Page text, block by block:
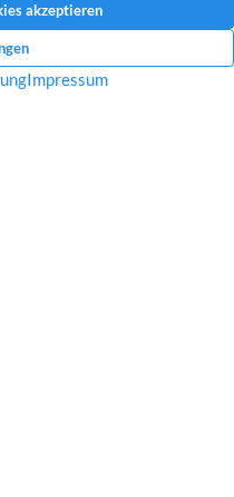
sich mit der Erfassung, Speicherung
Zweck der Bearbeitung Ihrer
und Widerrufshinweise